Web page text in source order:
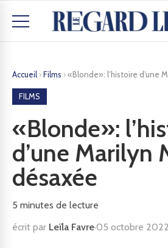
Accueil ›Films ›«Blonde»: l’histoire d’une
FILMS
«Blonde»:
d’une Marilyn
désaxée
5 minutes de lecture
écrit par Leïla Favre·05 octobre 2022